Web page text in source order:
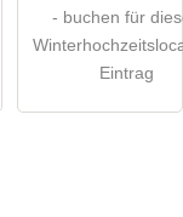
- buchen für
Eintrag